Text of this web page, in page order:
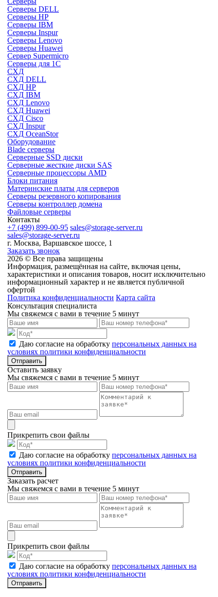
Серверы DELL
Серверы HP
Серверы IBM
Серверы Inspur
Серверы Lenovo
Серверы Huawei
Сервер Supermicro
Серверы для 1C
СХД
СХД DELL
СХД HP
СХД IBM
СХД Lenovo
СХД Huawei
СХД Cisco
СХД Inspur
СХД OceanStor
Оборудование
Blade серверы
Серверные SSD диски
Cерверные жесткие диски SAS
Серверные процессоры AMD
Блоки питания
Материнские платы для серверов
Серверы резервного копирования
Серверы контроллер домена
Файловые серверы
Контакты
+7 (499) 899-00-95 sales@storage-server.ru
sales@storage-server.ru
г. Москва, Варшавское шоссе, 1
Заказать звонок
2026 © Все права защищены
Информация, размещённая на сайте, включая цены,
характеристики и описания товаров, носит исключительно
информационный характер и не является публичной
офертой
Политика конфиденциальности Карта сайта
Консультация специалиста
Мы свяжемся с вами в течение 5 минут
Даю согласие на обработку персональных данных на
условиях политики конфиденциальности
Отправить
Оставить заявку
Мы свяжемся с вами в течение 5 минут
Прикрепить свои файлы
Даю согласие на обработку персональных данных на
условиях политики конфиденциальности
Отправить
Заказать расчет
Мы свяжемся с вами в течение 5 минут
Прикрепить свои файлы
Даю согласие на обработку персональных данных на
условиях политики конфиденциальности
Отправить